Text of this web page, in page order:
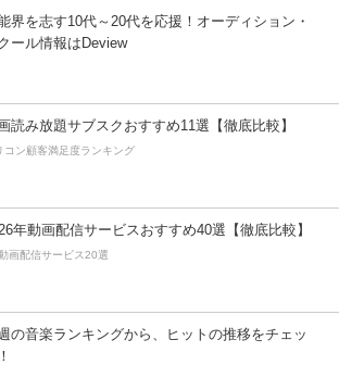
界を志す10代～20代を応援！オーディション・
ール情報はDeview
読み放題サブスクおすすめ11選【徹底比較】
コン顧客満足度ランキング
年動画配信サービスおすすめ40選【徹底比較】
画配信サービス20選
の音楽ランキングから、ヒットの推移をチェッ